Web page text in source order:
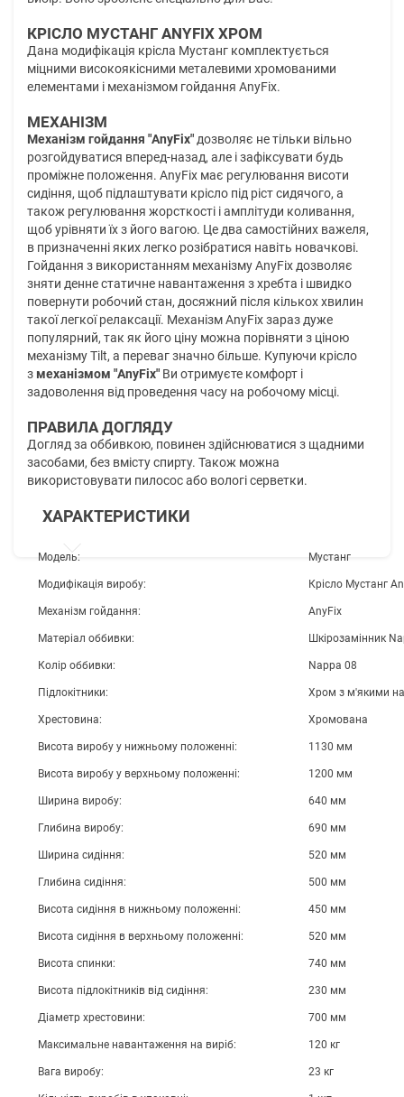
КРІСЛО МУСТАНГ ANYFIX ХРОМ
Дана модифікація крісла Мустанг комплектується
міцними високоякісними металевими хромованими
елементами і механізмом гойдання AnyFix.
МЕХАНІЗМ
Механізм гойдання "AnyFix"дозволяє не тільки вільно
розгойдуватися вперед-назад, але і зафіксувати будь
проміжне положення. AnyFix має регулювання висоти
сидіння, щоб підлаштувати крісло під ріст сидячого, а
також регулювання жорсткості і амплітуди коливання,
щоб урівняти їх з його вагою. Це два самостійних важеля,
в призначенні яких легко розібратися навіть новачкові.
Гойдання з використанням механізму AnyFix дозволяє
зняти денне статичне навантаження з хребта і швидко
повернути робочий стан, досяжний після кількох хвилин
такої легкої релаксації. Механізм AnyFix зараз дуже
популярний, так як його ціну можна порівняти з ціною
механізму Tilt, а переваг значно більше. Купуючи крісло
з механізмом "AnyFix" Ви отримуєте комфорт і
задоволення від проведення часу на робочому місці.
ПРАВИЛА ДОГЛЯДУ
Догляд за оббивкою, повинен здійснюватися з щадними
засобами, без вмісту спирту. Також можна
використовувати пилосос або вологі серветки.
ХАРАКТЕРИСТИКИ
Модель: Мустанг
Модифікація виробу: Крісло Мустанг
Механізм гойдання: AnyFix
Матеріал оббивки: Шкірозамінник
Колір оббивки: Nappa 08
Підлокітники: Хром з м'якими
Хрестовина: Хромована
Висота виробу у нижньому положенні: 1130 мм
Висота виробу у верхньому положенні: 1200 мм
Ширина виробу: 640 мм
Глибина виробу: 690 мм
Ширина сидіння: 520 мм
Глибина сидіння: 500 мм
Висота сидіння в нижньому положенні: 450 мм
Висота сидіння в верхньому положенні: 520 мм
Висота спинки: 740 мм
Висота підлокітників від сидіння: 230 мм
Діаметр хрестовини: 700 мм
Максимальне навантаження на виріб: 120 кг
Вага виробу: 23 кг